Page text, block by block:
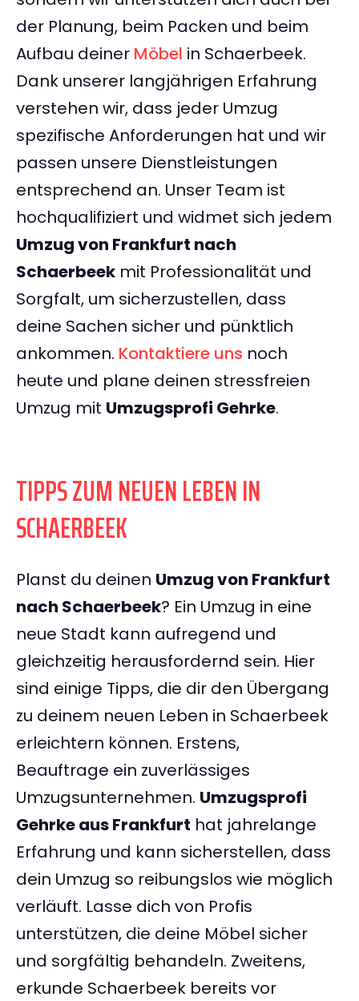
der Planung, beim Packen und beim
Aufbau deiner Möbel in Schaerbeek.
Dank unserer langjährigen Erfahrung
verstehen wir, dass jeder Umzug
spezifische Anforderungen hat und wir
passen unsere Dienstleistungen
entsprechend an. Unser Team ist
hochqualifiziert und widmet sich jedem
Umzug von Frankfurt nach
Schaerbeek mit Professionalität und
Sorgfalt, um sicherzustellen, dass
deine Sachen sicher und pünktlich
ankommen. Kontaktiere uns noch
heute und plane deinen stressfreien
Umzug mit Umzugsprofi Gehrke.
TIPPS ZUM NEUEN LEBEN IN
SCHAERBEEK
Planst du deinen Umzug von Frankfurt
nach Schaerbeek? Ein Umzug in eine
neue Stadt kann aufregend und
gleichzeitig herausfordernd sein. Hier
sind einige Tipps, die dir den Übergang
zu deinem neuen Leben in Schaerbeek
erleichtern können. Erstens,
Beauftrage ein zuverlässiges
Umzugsunternehmen. Umzugsprofi
Gehrke aus Frankfurt hat jahrelange
Erfahrung und kann sicherstellen, dass
dein Umzug so reibungslos wie möglich
verläuft. Lasse dich von Profis
unterstützen, die deine Möbel sicher
und sorgfältig behandeln. Zweitens,
erkunde Schaerbeek bereits vor